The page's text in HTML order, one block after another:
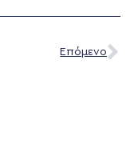
Επόμενο